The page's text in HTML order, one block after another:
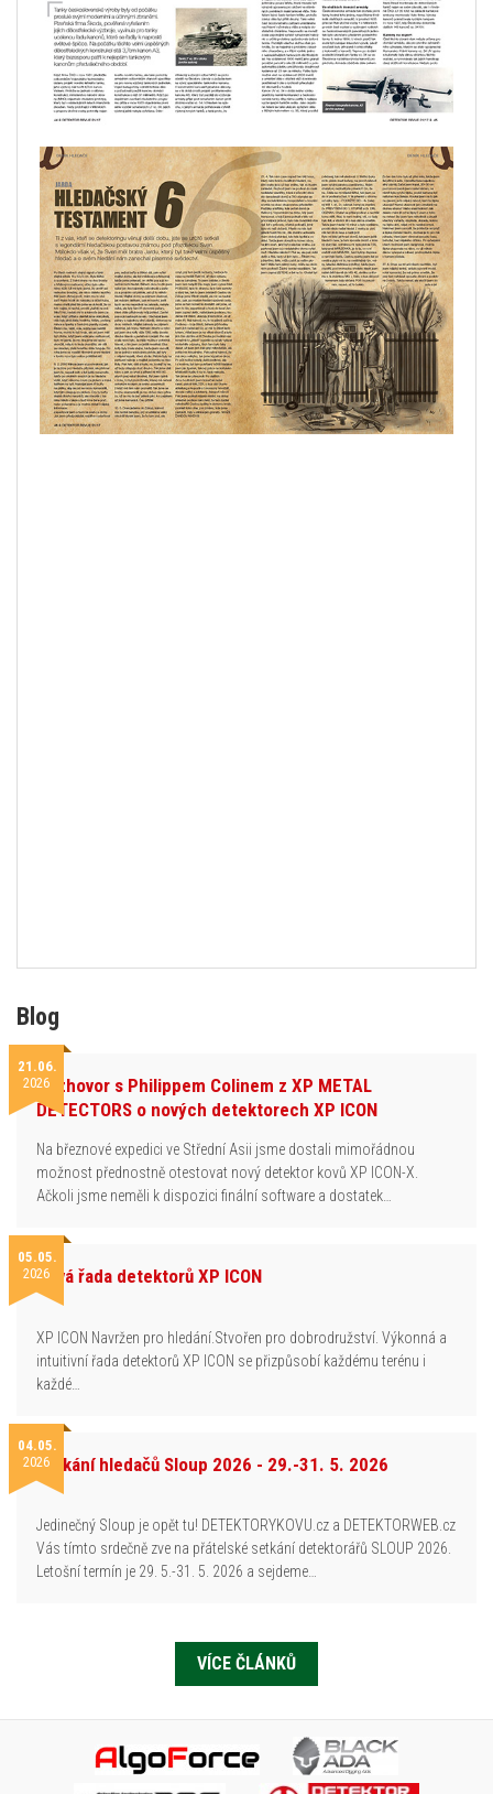
Blog
21.06.
2026Rozhovor s Philippem Colinem z XP METAL
DETECTORS o nových detektorech XP ICON
Na březnové expedici ve Střední Asii jsme dostali mimořádnou
možnost přednostně otestovat nový detektor kovů XP ICON-X.
Ačkoli jsme neměli k dispozici finální software a dostatek…
05.05.
2026Nová řada detektorů XP ICON
XP ICON Navržen pro hledání.Stvořen pro dobrodružství. Výkonná a
intuitivní řada detektorů XP ICON se přizpůsobí každému terénu i
každé…
04.05.
2026Setkání hledačů Sloup 2026 - 29.-31. 5. 2026
Jedinečný Sloup je opět tu! DETEKTORYKOVU.cz a DETEKTORWEB.cz
Vás tímto srdečně zve na přátelské setkání detektorářů SLOUP 2026.
Letošní termín je 29. 5.-31. 5. 2026 a sejdeme…
VÍCE ČLÁNKŮ